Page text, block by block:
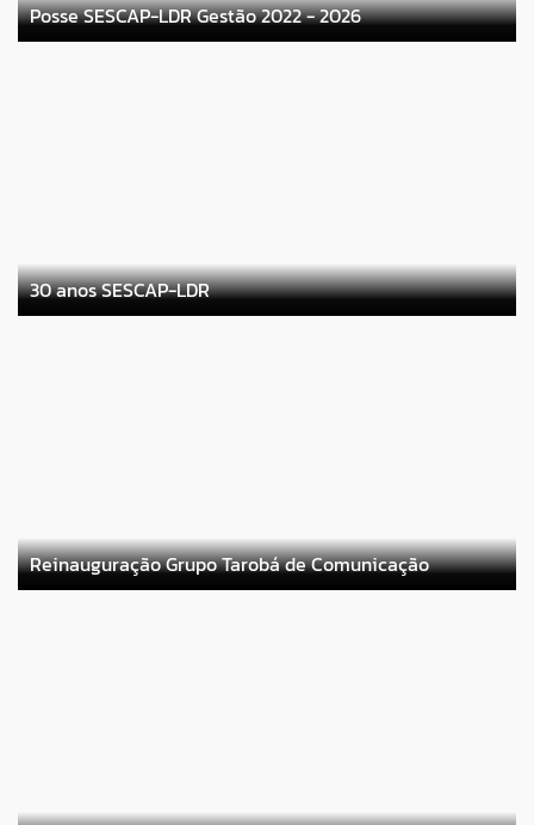
Posse SESCAP-LDR Gestão 2022 - 2026
30 anos SESCAP-LDR
Reinauguração Grupo Tarobá de Comunicação